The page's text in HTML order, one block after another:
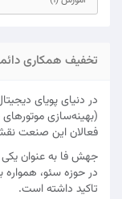
تخفیف همکاری دائمی 30% ویژه متخصصان سئو در
در دنیای پویای
(بهینه‌سازی
فعالان این صنعت
جهش فا به عنوان یکی
در حوزه سئو،
تاکید داشته است.